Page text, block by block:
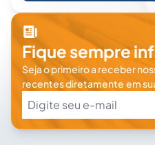
Fique sempre
Seja o primeiro a receber
recentes diretamente em